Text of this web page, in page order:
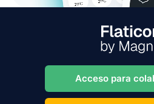
Acceso para